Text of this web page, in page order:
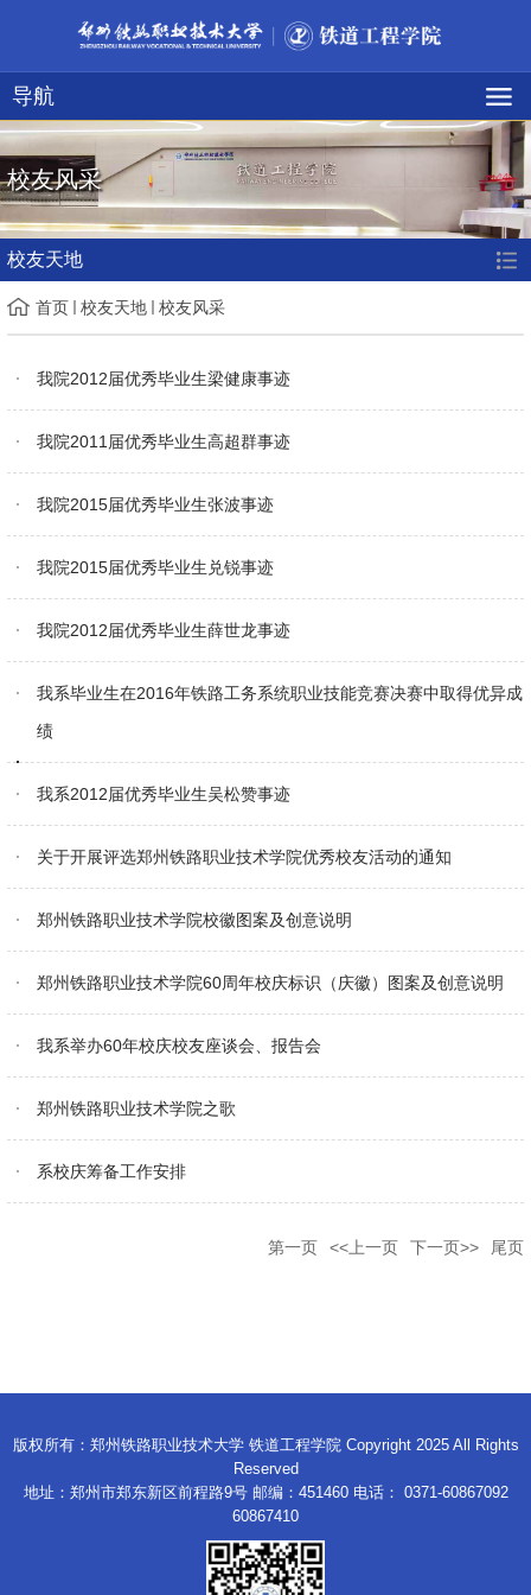
导航
校友风采
校友天地
首页 校友天地 校友风采
我院2012届优秀毕业生梁健康事迹
我院2011届优秀毕业生高超群事迹
我院2015届优秀毕业生张波事迹
我院2015届优秀毕业生兑锐事迹
我院2012届优秀毕业生薛世龙事迹
我系毕业生在2016年铁路工务系统职业技能竞赛决赛中取得优异成
绩
我系2012届优秀毕业生吴松赞事迹
关于开展评选郑州铁路职业技术学院优秀校友活动的通知
郑州铁路职业技术学院校徽图案及创意说明
郑州铁路职业技术学院60周年校庆标识（庆徽）图案及创意说明
我系举办60年校庆校友座谈会、报告会
郑州铁路职业技术学院之歌
系校庆筹备工作安排
第一页 <<上一页 下一页>> 尾页
版权所有：郑州铁路职业技术大学 铁道工程学院 Copyright 2025 All Rights
Reserved
地址：郑州市郑东新区前程路9号 邮编：451460 电话： 0371-60867092
60867410